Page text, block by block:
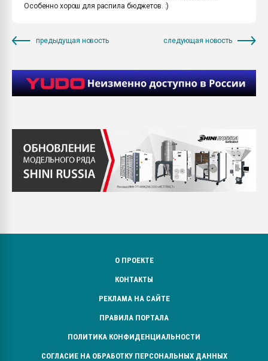
Особенно хорош для распила бюджетов. :)
предыдущая новость следующая новость
О ПРОЕКТЕ
КОНТАКТЫ
РЕКЛАМА НА САЙТЕ
ПРАВИЛА ПОРТАЛА
ПОЛИТИКА КОНФИДЕНЦИАЛЬНОСТИ
СОГЛАСИЕ НА ОБРАБОТКУ ПЕРСОНАЛЬНЫХ ДАННЫХ